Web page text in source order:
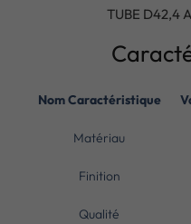
TUBE D42,4
Nom Caractéristique
Matériau
Finition
Qualité